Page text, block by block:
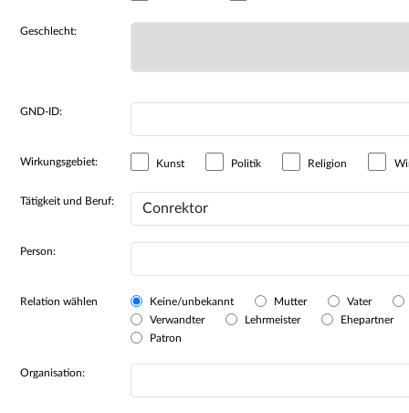
Geschlecht:
GND-ID:
Wirkungsgebiet: Kunst Politik Religion
Tätigkeit und Beruf:
Person:
Relation wählen Keine/unbekannt Mutter
Vater
Verwandter
Lehrmeister
Ehepartner
Patron
Organisation: